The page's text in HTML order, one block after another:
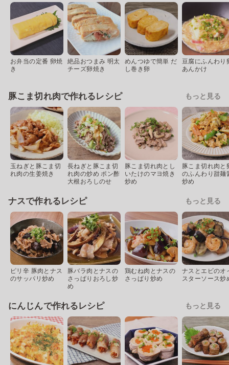
お弁当の定番 卵焼
き
絶品おつまみ 明太
チーズ卵焼き
めんつゆで簡単 だ
し巻き卵
豆腐にふんわり
あんかけ
豚こま切れ肉で作れるレシピ もっと見る
玉ねぎと豚こま切
れ肉の生姜焼き
長ねぎと豚こま切
れ肉の炒め ポン酢
大根おろしのせ
豚こま切れ肉とし
いたけのマヨ焼き
炒め
豚こま切れ肉と
のふんわり甜麺
炒め
ナスで作れるレシピ もっと見る
ピリ辛 豚肉とナス
のサッパリ炒め
豚バラ肉とナスの
さっぱりおろし炒
め
鶏むね肉とナスの
さっぱり炒め
ナスとエビのオ
スターソース炒
にんじんで作れるレシピ もっと見る